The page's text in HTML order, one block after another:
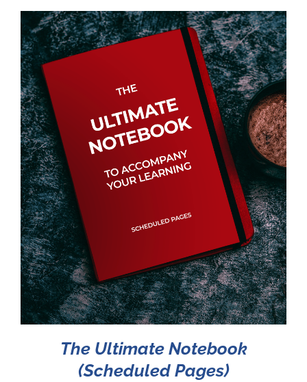
The Ultimate Notebook
(Scheduled Pages)